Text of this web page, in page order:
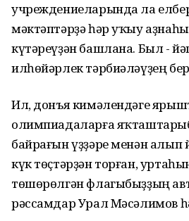
учреждениеларында ла
мәктәптәрҙә һәр уҡыу
күтәреүҙән башлана. Был -
илһөйәрлек тәрбиәләүҙең
Ил, донъя кимәлендәге
олимпиадаларға
байрағын үҙҙәре менән алып
күк төҫтәрҙән торған,
төшөрөлгән флагыбыҙҙың
рәссамдар Урал Мәсәлимов